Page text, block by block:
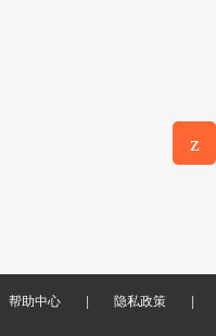
帮助中心 | 隐私政策 |
z